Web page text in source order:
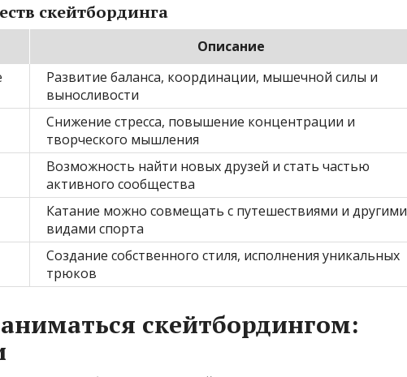
скейтбординга
Описание
Развитие баланса, координации, мышечной силы и
выносливости
Снижение стресса, повышение концентрации и
творческого мышления
Возможность найти новых друзей и стать частью
активного сообщества
Катание можно совмещать с путешествиями и другими
видами спорта
Создание собственного стиля, исполнения уникальных
трюков
скейтбордингом: